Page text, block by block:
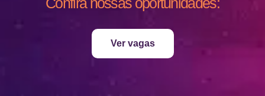
Ver vagas